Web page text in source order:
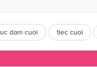
dam cuoi tiec cuoi